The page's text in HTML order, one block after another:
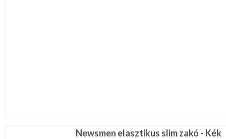
Newsmen elasztikus slim zakó - Kék